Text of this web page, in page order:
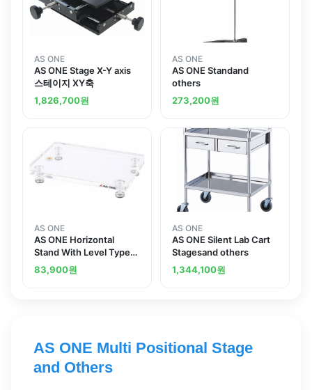
AS ONE
AS ONE Stage X-Y axis
스테이지 XY축
1,826,700원
AS ONE
AS ONE Standand
others
273,200원
AS ONE
AS ONE Horizontal
Stand With Level Type
3and others
83,900원
AS ONE
AS ONE Silent Lab Cart
Stagesand others
1,344,100원
AS ONE Multi Positional Stage
and Others